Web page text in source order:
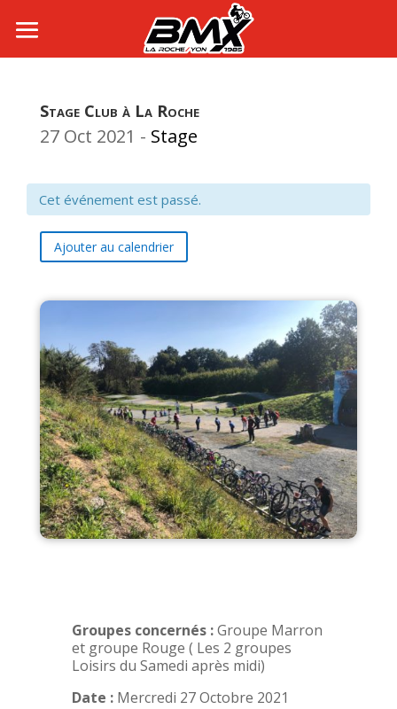
Stage Club à La Roche
27 Oct 2021 - Stage
Cet événement est passé.
Ajouter au calendrier
Groupes concernés :Groupe Marron
et groupe Rouge ( Les 2 groupes
Loisirs du Samedi après midi)
Date :Mercredi 27 Octobre 2021